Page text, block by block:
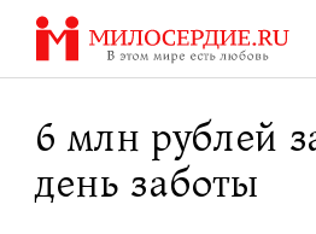
Перейти
содержанию
6 млн рублей
день заботы